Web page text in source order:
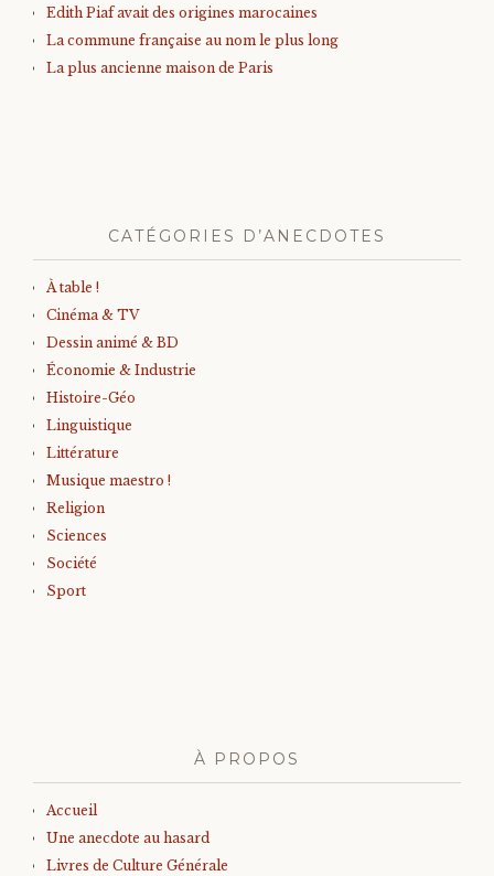
Edith Piaf avait des origines marocaines
La commune française au nom le plus long
La plus ancienne maison de Paris
CATÉGORIES D’ANECDOTES
À table !
Cinéma & TV
Dessin animé & BD
Économie & Industrie
Histoire-Géo
Linguistique
Littérature
Musique maestro !
Religion
Sciences
Société
Sport
À PROPOS
Accueil
Une anecdote au hasard
Livres de Culture Générale